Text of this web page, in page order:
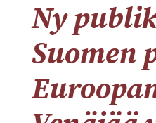
Ny
Suomen